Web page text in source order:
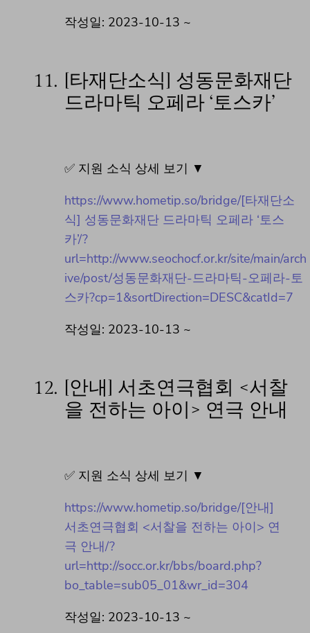
작성일: 2023-10-13 ~
11.
[타재단소식] 성동문화재단
드라마틱 오페라 ‘토스카’
✅ 지원 소식 상세 보기 ▼
https://www.hometip.so/bridge/[타재단소
식] 성동문화재단 드라마틱 오페라 ‘토스
카’/?
url=http://www.seochocf.or.kr/site/main/arch
ive/post/성동문화재단-드라마틱-오페라-토
스카?cp=1&sortDirection=DESC&catId=7
작성일: 2023-10-13 ~
12.
[안내] 서초연극협회 <서찰
을 전하는 아이> 연극 안내
✅ 지원 소식 상세 보기 ▼
https://www.hometip.so/bridge/[안내]
서초연극협회 <서찰을 전하는 아이> 연
극 안내/?
url=http://socc.or.kr/bbs/board.php?
bo_table=sub05_01&wr_id=304
작성일: 2023-10-13 ~